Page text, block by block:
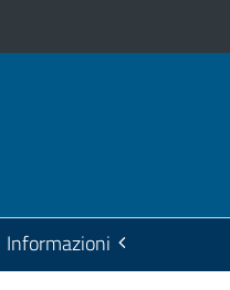
Informazioni